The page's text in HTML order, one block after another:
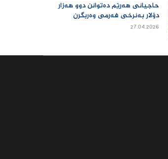
حاجیانی هەرێم دەتوانن دوو هەزار
دۆلار بەنرخی فەرمی وەربگرن
27.04.2026